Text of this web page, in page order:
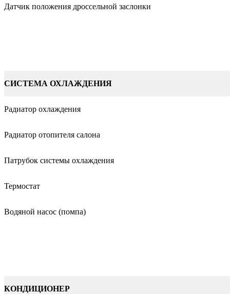
Датчик положения дроссельной заслонки
СИСТЕМА ОХЛАЖДЕНИЯ
Радиатор охлаждения
Радиатор отопителя салона
Патрубок системы охлаждения
Термостат
Водяной насос (помпа)
КОНДИЦИОНЕР